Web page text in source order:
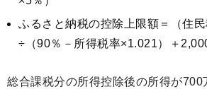
ふるさと納税の控除上限額＝（住民
÷（90％－所得税率×1.021）＋
総合課税分の所得控除後の所得が700